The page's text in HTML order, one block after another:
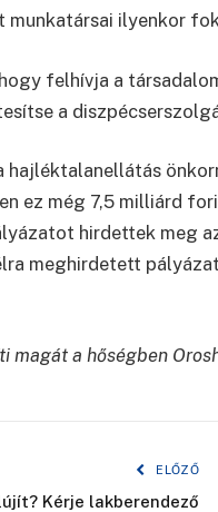
ilyenkor
felhívja a
a
hajléktalanellátás
ez még 7,5 milliárd
hirdettek meg
meghirdetett
magát a hőségben
ELŐZŐ
Kérje lakberendező